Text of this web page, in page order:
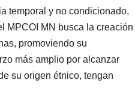
temporal y no condicionado,
MPCOI MN busca la creación
promoviendo su
más amplio por alcanzar
su origen étnico, tengan